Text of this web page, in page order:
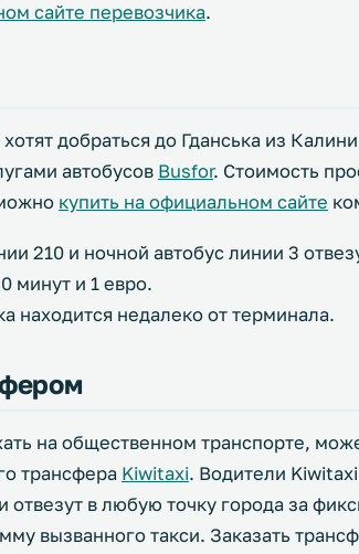
сайте перевозчика.
добраться до Гданська из
автобусов Busfor. Стоимость
купить на официальном сайте
210 и ночной автобус линии 3
минут и 1 евро.
находится недалеко от терминала.
на общественном транспорте,
трансфера Kiwitaxi. Водители Kiwitaxi
отвезут в любую точку города за
вызванного такси. Заказать